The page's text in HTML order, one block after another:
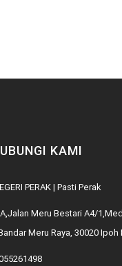
KAMI
PERAK | Pasti Perak
Meru Bestari A4/
Meru Raya, 30020 Ipoh